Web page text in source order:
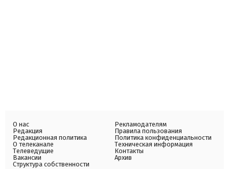
О нас
Редакция
Редакционная политика
О телеканале
Телеведущие
Вакансии
Структура собственности
Рекламодателям
Правила пользования
Политика конфиденциальности
Техническая информация
Контакты
Архив